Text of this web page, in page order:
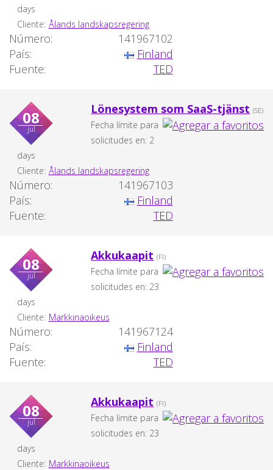
days
Cliente: Ålands landskapsregering
Número:
141967102
País:
Finland
Fuente:
TED
08
jul
Lönesystem som SaaS-tjänst (SE)
Fecha límite para
solicitudes en: 2
days
Cliente: Ålands landskapsregering
Número:
141967103
País:
Finland
Fuente:
TED
08
jul
Akkukaapit (FI)
Fecha límite para
solicitudes en: 23
days
Cliente: Markkinaoikeus
Número:
141967124
País:
Finland
Fuente:
TED
08
jul
Akkukaapit (FI)
Fecha límite para
solicitudes en: 23
days
Cliente: Markkinaoikeus